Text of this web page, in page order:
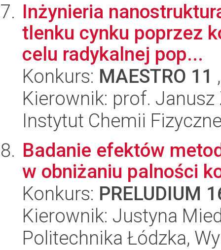
Inżynieria
tlenku cynku poprzez
celu radykalnej pop...
Konkurs: MAESTRO 11
Kierownik: prof.
Instytut Chemii
Badanie efektów
w obniżaniu palności
Konkurs: PRELUDIUM
Kierownik: Justyna
Politechnika Łódzka,